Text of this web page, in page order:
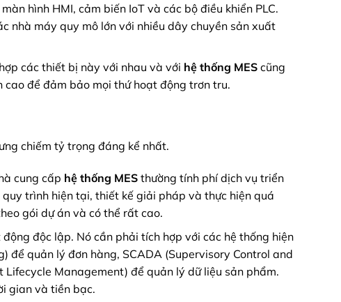
hình HMI, cảm biến IoT và các bộ điều khiển PLC.
nhà máy quy mô lớn với nhiều dây chuyền sản xuất
các thiết bị này với nhau và với hệ thống MEScũng
cao để đảm bảo mọi thứ hoạt động trơn tru.
chiếm tỷ trọng đáng kể nhất.
cung cấp hệ thống MESthường tính phí dịch vụ triển
trình hiện tại, thiết kế giải pháp và thực hiện quá
gói dự án và có thể rất cao.
độc lập. Nó cần phải tích hợp với các hệ thống hiện
để quản lý đơn hàng, SCADA (Supervisory Control and
Management) để quản lý dữ liệu sản phẩm.
gian và tiền bạc.